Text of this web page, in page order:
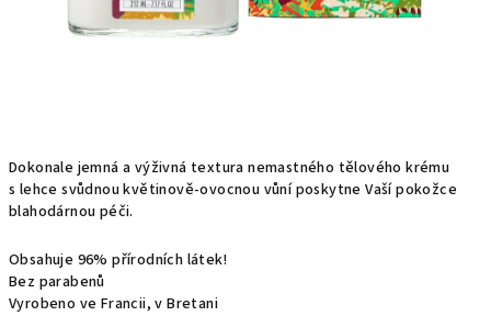
Dokonale jemná a výživná textura nemastného tělového krému
s lehce svůdnou květinově-ovocnou vůní poskytne Vaší pokožce
blahodárnou péči.
Obsahuje 96% přírodních látek!
Bez parabenů
Vyrobeno ve Francii, v Bretani